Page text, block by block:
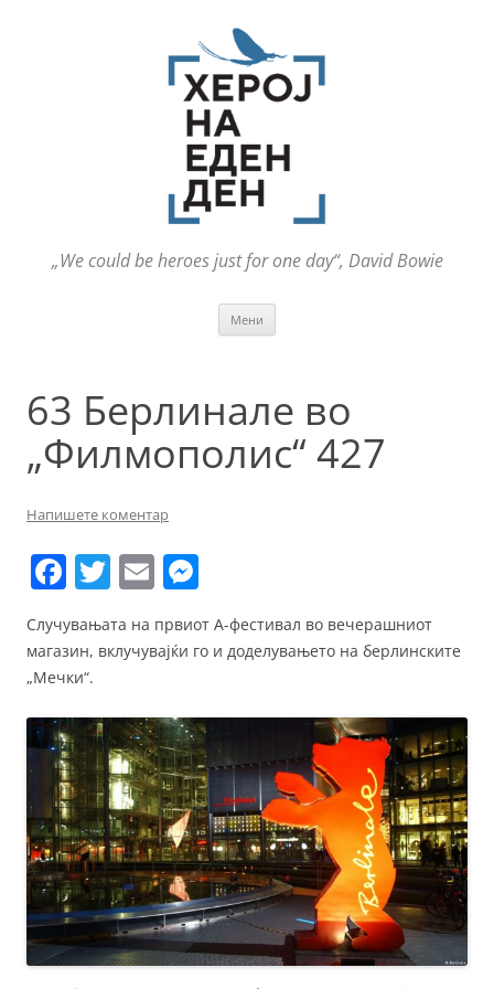
„We could be heroes just for one day“, David Bowie
Мени
63 Берлинале во
„Филмополис“ 427
Напишете коментар
F
c
e
b
o
o
k
T
itt
E
ai
e
ss
n
g
er
Случувањата на првиот А-фестивал во вечерашниот
магазин, вклучувајќи го и доделувањето на берлинските
„Мечки“.